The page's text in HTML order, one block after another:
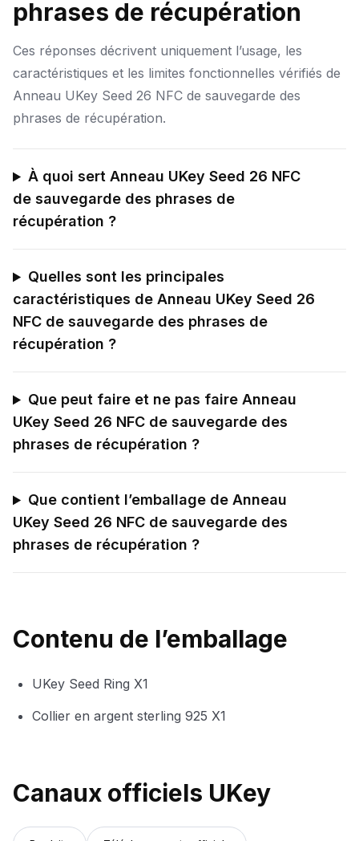
phrases de récupération
Ces réponses décrivent uniquement l’usage, les
caractéristiques et les limites fonctionnelles vérifiés de
Anneau UKey Seed 26 NFC de sauvegarde des
phrases de récupération.
À quoi sert Anneau UKey Seed 26 NFC
de sauvegarde des phrases de
récupération ?
Quelles sont les principales
caractéristiques de Anneau UKey Seed 26
NFC de sauvegarde des phrases de
récupération ?
Que peut faire et ne pas faire Anneau
UKey Seed 26 NFC de sauvegarde des
phrases de récupération ?
Que contient l’emballage de Anneau
UKey Seed 26 NFC de sauvegarde des
phrases de récupération ?
Contenu de l’emballage
UKey Seed Ring X1
Collier en argent sterling 925 X1
Canaux officiels UKey